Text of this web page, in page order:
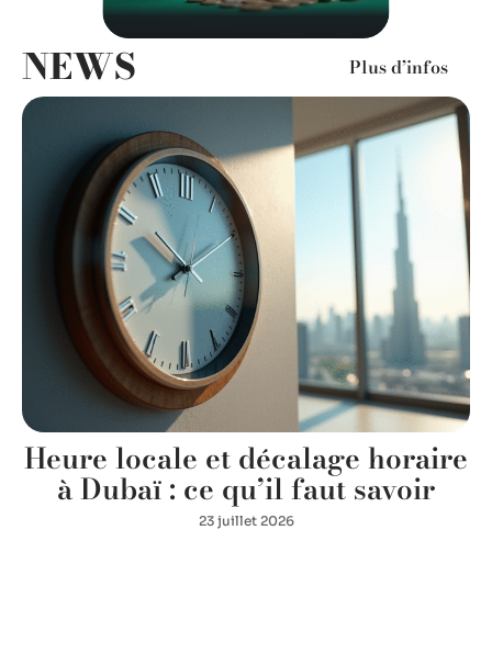
NEWS Plus d’infos
Heure locale et décalage horaire
à Dubaï : ce qu’il faut savoir
23 juillet 2026